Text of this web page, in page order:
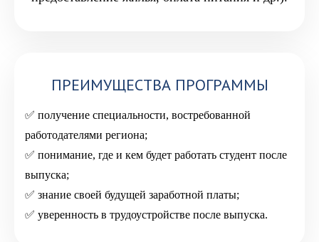
ПРЕИМУЩЕСТВА ПРОГРАММЫ
получение специальности, востребованной
работодателями региона;
понимание, где и кем будет работать студент после
выпуска;
знание своей будущей заработной платы;
уверенность в трудоустройстве после выпуска.